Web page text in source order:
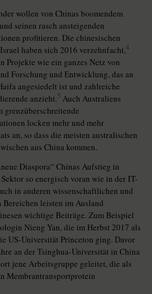
wollen von Chinas boomendem
seinen rasch ansteigenden
profitieren. Die chinesischen
haben sich 2016 verzehnfacht,4
Projekte wie ein ganzes Netz von
Forschung und Entwicklung, das an
angesiedelt ist und zahlreiche
anzieht.5 Auch Australiens
grenzüberschreitende
locken mehr und mehr
an, so dass die meisten australischen
aus China kommen.
Diaspora“ Chinas Aufstieg in
so energisch voran wie in der IT-
in anderen wissenschaftlichen und
leisten im Ausland
wichtige Beiträge. Zum Beispiel
Nieng Yan, die im Herbst 2017 als
US-Universität Princeton ging. Davor
an der Tsinghua-Universität in China
jene Arbeitsgruppe geleitet, die als
Membrantransportprotein